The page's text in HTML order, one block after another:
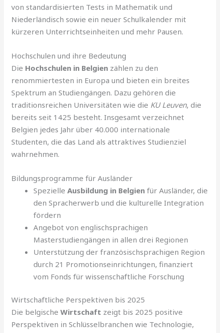
von standardisierten Tests in Mathematik und
Niederländisch sowie ein neuer Schulkalender mit
kürzeren Unterrichtseinheiten und mehr Pausen.
Hochschulen und ihre Bedeutung
Die Hochschulen in Belgien zählen zu den
renommiertesten in Europa und bieten ein breites
Spektrum an Studiengängen. Dazu gehören die
traditionsreichen Universitäten wie die KU Leuven, die
bereits seit 1425 besteht. Insgesamt verzeichnet
Belgien jedes Jahr über 40.000 internationale
Studenten, die das Land als attraktives Studienziel
wahrnehmen.
Bildungsprogramme für Ausländer
SpezielleAusbildung in Belgien für Ausländer, die
den Spracherwerb und die kulturelle Integration
fördern
Angebot von englischsprachigen
Masterstudiengängen in allen drei Regionen
Unterstützung der französischsprachigen Region
durch 21 Promotionseinrichtungen, finanziert
vom Fonds für wissenschaftliche Forschung
Wirtschaftliche Perspektiven bis 2025
Die belgischeWirtschaft zeigt bis 2025 positive
Perspektiven in Schlüsselbranchen wie Technologie,